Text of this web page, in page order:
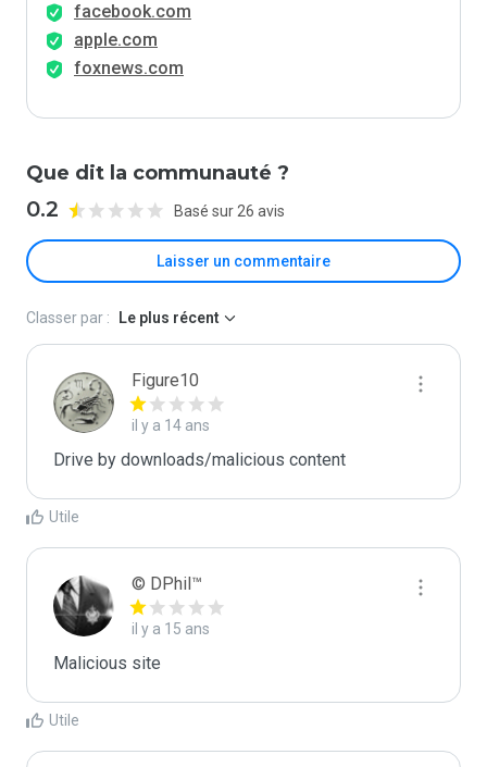
facebook.com
apple.com
foxnews.com
Que dit la communauté ?
0.2 Basé sur 26 avis
Laisser un commentaire
Classer par : Le plus récent
Figure10
il y a 14 ans
Drive by downloads/malicious content
Utile
© DPhil™
il y a 15 ans
Malicious site
Utile